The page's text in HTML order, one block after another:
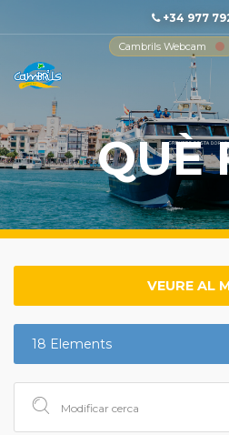
+34 977
Cambrils Webcam
QUÈ
VEURE AL
18 Elements
Modificar cerca